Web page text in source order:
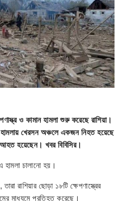
ও কামান হামলা শুরু করেছে রাশিয়া।
হামলায় খেরসন অঞ্চলে একজন নিহত হয়েছে
হয়েছেন। খবর বিবিসির।
চালানো হয়।
রাশিয়ার ছোড়া ১৮টি ক্ষেপণাস্ত্রের
মাধ্যমে প্রতিহত করেছে।